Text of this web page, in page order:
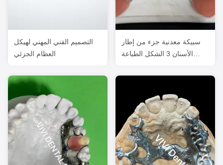
التصميم الفني المهني لهيكل
العظام الجزئي
سبيكة معدنية جزء من إطار
الأسنان 3 الشكل الطباعة